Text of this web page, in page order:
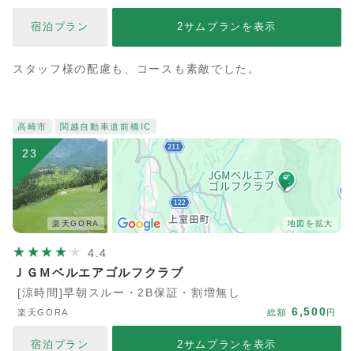
宿泊プラン 2サムプランを表示
スタッフ様の配慮も、コースも素敵でした。
高崎市 関越自動車道前橋IC
23
楽天GORA 地図を拡大
4.4
ＪＧＭベルエアゴルフクラブ
[涼時間]早朝スルー・2B保証・割増無し
楽天GORA 総額 6,500円
宿泊プラン 2サムプランを表示